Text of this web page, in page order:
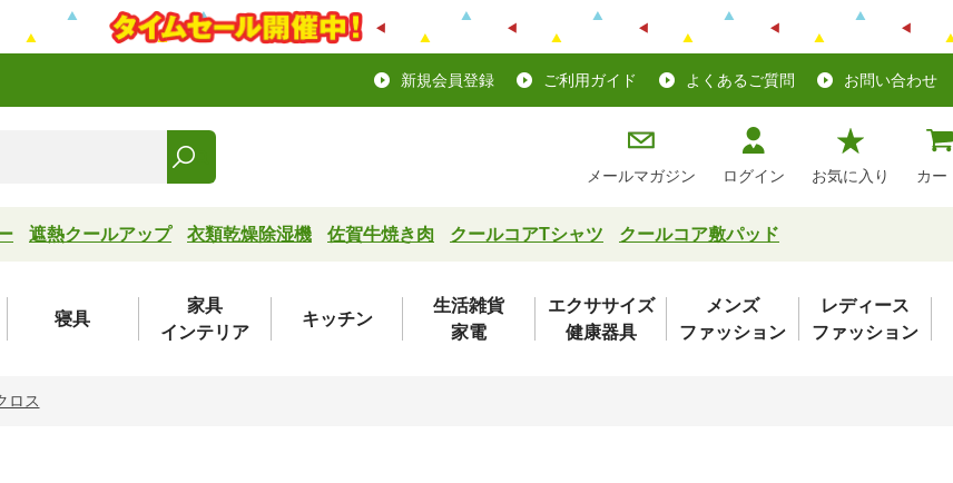
新規会員登録 ご利用ガイド よくあるご質問 お問い合わせ
メールマガジン ログイン お気に入り カー
遮熱クールアップ 衣類乾燥除湿機 佐賀牛焼き肉 クールコアTシャツ クールコア敷パッド
寝具
家具
インテリア
キッチン
生活雑貨
家電
エクササイズ
健康器具
メンズ
ファッション
レディース
ファッション
ロス